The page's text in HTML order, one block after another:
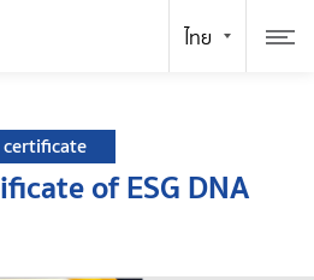
certificate
of ESG DNA